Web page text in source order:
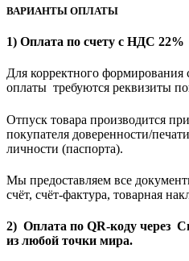
ВАРИАНТЫ ОПЛАТЫ
1) Оплата по счету с НДС 22%
Для корректного формирования
оплаты требуются реквизиты
Отпуск товара производится
покупателя доверенности/
личности (паспорта).
Мы предоставляем все
счёт, счёт-фактура, товарная
2) Оплата по QR-коду через
из любой точки мира.